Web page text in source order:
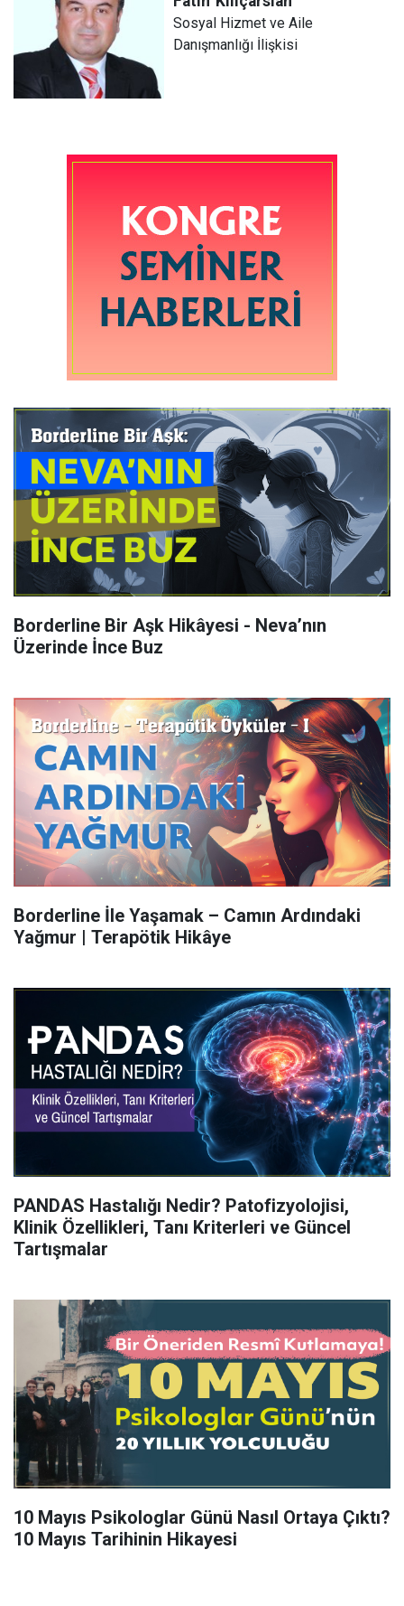
Sosyal Hizmet ve Aile
Danışmanlığı İlişkisi
Borderline Bir Aşk Hikâyesi - Neva’nın
Üzerinde İnce Buz
Borderline İle Yaşamak – Camın Ardındaki
Yağmur | Terapötik Hikâye
PANDAS Hastalığı Nedir? Patofizyolojisi,
Klinik Özellikleri, Tanı Kriterleri ve Güncel
Tartışmalar
10 Mayıs Psikologlar Günü Nasıl Ortaya Çıktı?
10 Mayıs Tarihinin Hikayesi